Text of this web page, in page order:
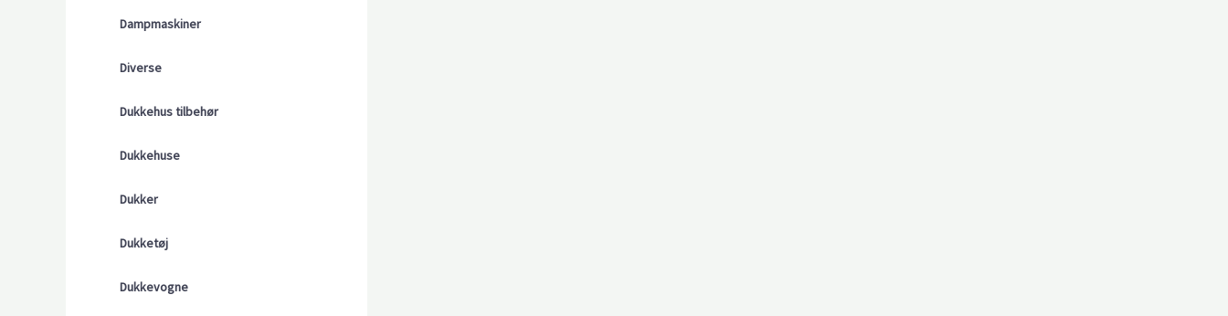
Dampmaskiner
Diverse
Dukkehus tilbehør
Dukkehuse
Dukker
Dukketøj
Dukkevogne